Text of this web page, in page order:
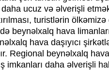
ucuz və əlverişli
turistlərin
beynəlxalq hava
hava daşıyıcı
Regional beynəlxalq
imkanları daha əlverişli